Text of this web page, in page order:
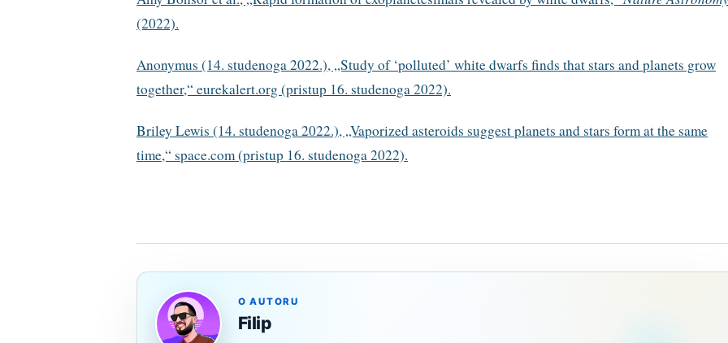
(2022).
Anonymus (14. studenoga 2022.), „Study of ‘polluted’ white dwarfs finds that stars and planets grow
together,“ eurekalert.org (pristup 16. studenoga 2022).
Briley Lewis (14. studenoga 2022.), „Vaporized asteroids suggest planets and stars form at the same
time,“ space.com (pristup 16. studenoga 2022).
O AUTORU
Filip